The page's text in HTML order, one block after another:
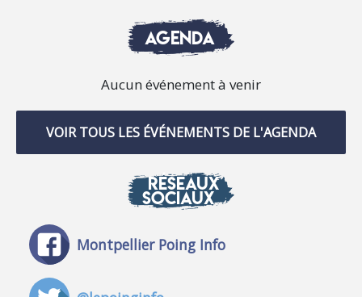
AGENDA
Aucun événement à venir
VOIR TOUS LES ÉVÉNEMENTS DE L'AGENDA
RÉSEAUX
SOCIAUX
Montpellier Poing Info